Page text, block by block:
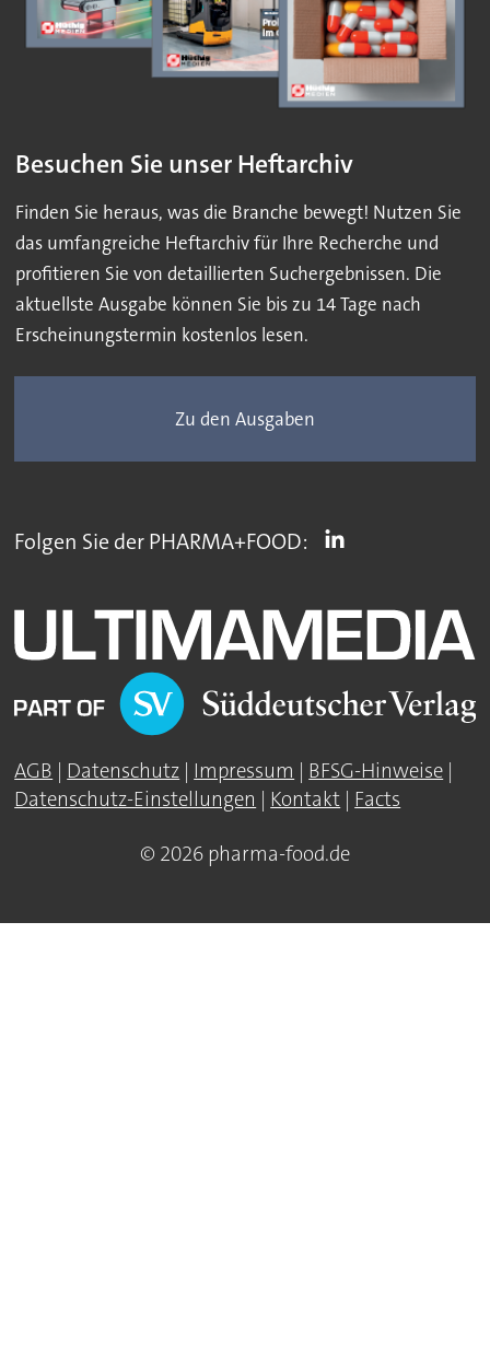
Besuchen Sie unser Heftarchiv
Finden Sie heraus, was die Branche bewegt! Nutzen Sie
das umfangreiche Heftarchiv für Ihre Recherche und
profitieren Sie von detaillierten Suchergebnissen. Die
aktuellste Ausgabe können Sie bis zu 14 Tage nach
Erscheinungstermin kostenlos lesen.
Zu den Ausgaben
Folgen Sie der PHARMA+FOOD:
AGB | Datenschutz | Impressum | BFSG-Hinweise |
Datenschutz-Einstellungen | Kontakt | Facts
© 2026 pharma-food.de